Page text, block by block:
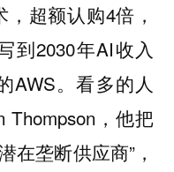
超额认购4倍，
到2030年AI收入
AWS。看多的人
Thompson，他把
在垄断供应商”，